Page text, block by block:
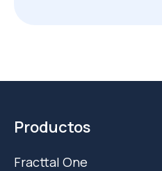
Productos
Fracttal One